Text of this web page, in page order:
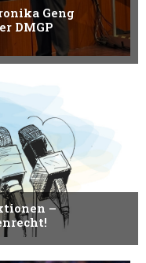
Geng
DMGP
–